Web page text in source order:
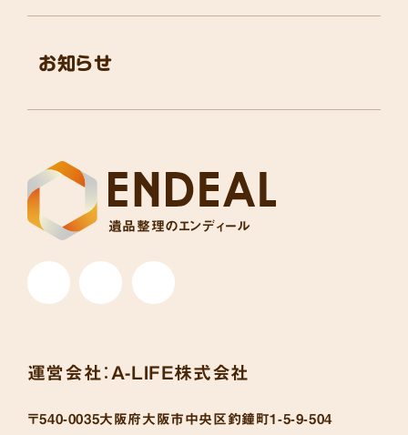
遺品整理のエンディール
お知らせ
運営会社： A-LIFE株式会社
〒540-0035大阪府大阪市中央区釣鐘町1-5-9-504